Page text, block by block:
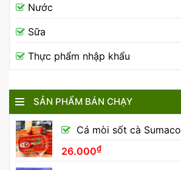
Nước
Sữa
Thực phẩm nhập khẩu
SẢN PHẨM BÁN CHẠY
Cá mòi sốt cà Sumaco
26.000₫